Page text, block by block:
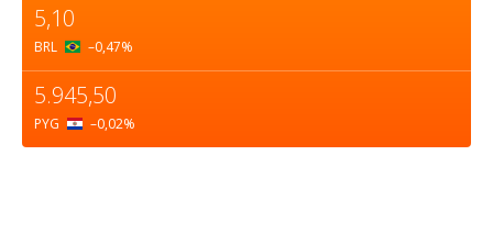
5,10
BRL –0,47%
5.945,50
PYG –0,02%